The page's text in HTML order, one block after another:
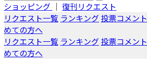
ショッピング ｜ 復刊リクエスト
リクエスト一覧 ランキング投票コメント
めての方へ
リクエスト一覧 ランキング投票コメント
めての方へ